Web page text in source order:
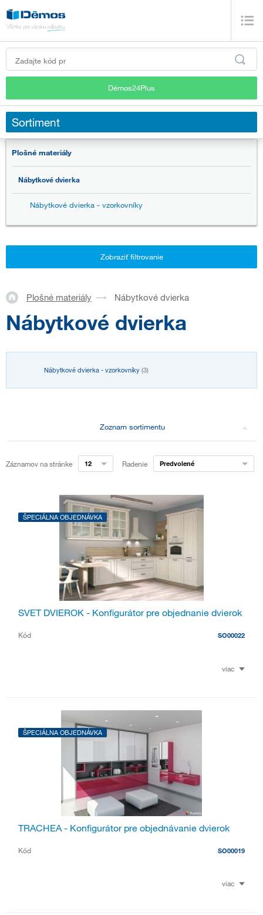
Démos24Plus
Sortiment
Plošné materiály
Nábytkové dvierka
Nábytkové dvierka - vzorkovníky
Zobraziť filtrovanie
Plošné materiály Nábytkové dvierka
Nábytkové dvierka
Nábytkové dvierka - vzorkovníky (3)
Zoznam sortimentu
Záznamov na stránke 12 Radenie Predvolené
ŠPECIÁLNA OBJEDNÁVKA
SVET DVIEROK - Konfigurátor pre objednanie dvierok
Kód SO00022
viac
ŠPECIÁLNA OBJEDNÁVKA
TRACHEA - Konfigurátor pre objednávanie dvierok
Kód SO00019
viac